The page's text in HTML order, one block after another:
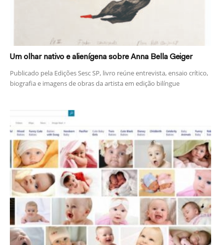
Um olhar nativo e alienígena sobre Anna Bella Geiger
Publicado pela Edições Sesc SP, livro reúne entrevista, ensaio crítico,
biografia e imagens de obras da artista em edição bilíngue